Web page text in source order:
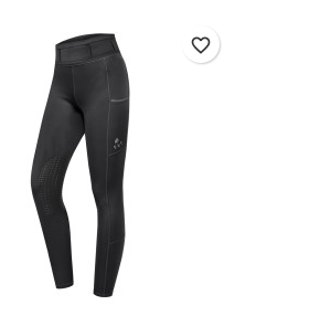
favorite_border